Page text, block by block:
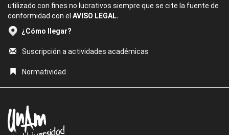
utilizado con fines no lucrativos siempre que se cite la fuente de
conformidad con el AVISO LEGAL.
¿Cómo llegar?
Suscripción a actividades académicas
Normatividad